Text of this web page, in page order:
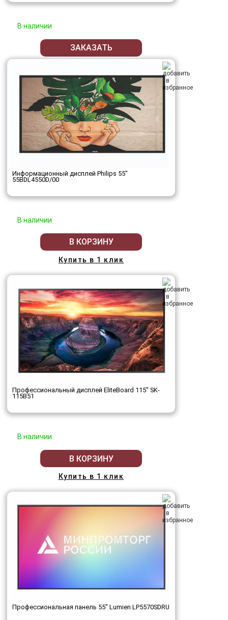
В наличии
ЗАКАЗАТЬ
Информационный дисплей Philips 55"
55BDL4550D/00
В наличии
В КОРЗИНУ
Купить в 1 клик
Профессиональный дисплей EliteBoard 115" SK-
115B51
В наличии
В КОРЗИНУ
Купить в 1 клик
Профессиональная панель 55" Lumien LP5570SDRU